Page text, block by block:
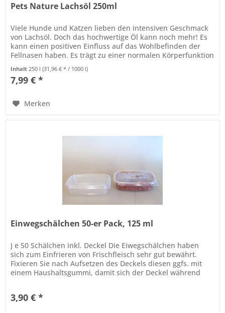
Pets Nature Lachsöl 250ml
Viele Hunde und Katzen lieben den intensiven Geschmack
von Lachsöl. Doch das hochwertige Öl kann noch mehr! Es
kann einen positiven Einfluss auf das Wohlbefinden der
Fellnasen haben. Es trägt zu einer normalen Körperfunktion
Inhalt250 l(31,96 € * / 1000 l)
7,99 € *
Merken
Einwegschälchen 50-er Pack, 125 ml
J e 50 Schälchen inkl. Deckel Die Eiwegschälchen haben
sich zum Einfrieren von Frischfleisch sehr gut bewährt.
Fixieren Sie nach Aufsetzen des Deckels diesen ggfs. mit
einem Haushaltsgummi, damit sich der Deckel während
3,90 € *